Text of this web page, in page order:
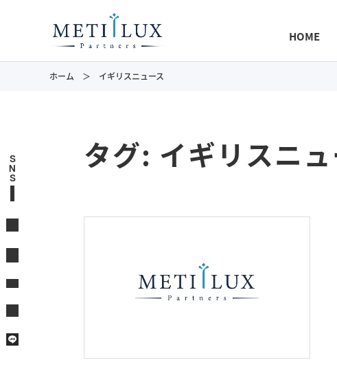
HOME
ホーム イギリスニュース
タグ: イギリスニ
S
N
S